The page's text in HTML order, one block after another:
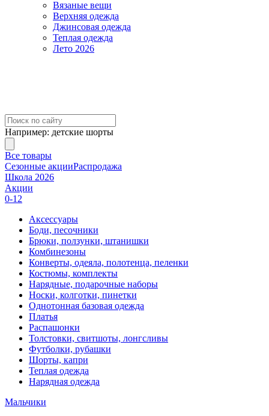
Вязаные вещи
Верхняя одежда
Джинсовая одежда
Теплая одежда
Лето 2026
Например: детские шорты
Все товары
Сезонные акцииРаспродажа
Школа 2026
Акции
0-12
Аксессуары
Боди, песочники
Брюки, ползунки, штанишки
Комбинезоны
Конверты, одеяла, полотенца, пеленки
Костюмы, комплекты
Нарядные, подарочные наборы
Носки, колготки, пинетки
Однотонная базовая одежда
Платья
Распашонки
Толстовки, свитшоты, лонгсливы
Футболки, рубашки
Шорты, капри
Теплая одежда
Нарядная одежда
Мальчики